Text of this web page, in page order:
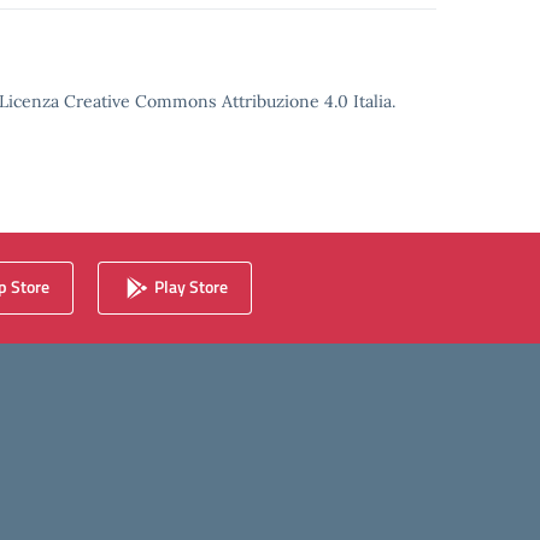
Creative Commons Attribuzione 4.0 Italia.
Store Play Store